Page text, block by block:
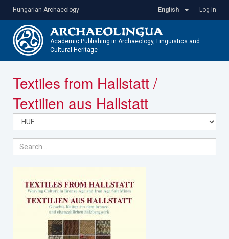
content
Hungarian Archaeology Log In
English
Academic Publishing in Archaeology, Linguistics and
Cultural Heritage
Textiles from Hallstatt /
Textilien aus Hallstatt